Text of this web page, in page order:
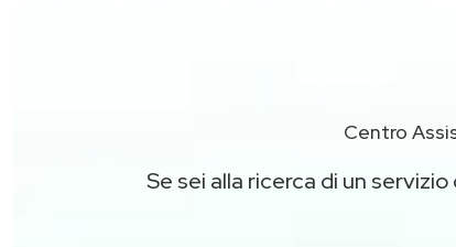
Centro
Se sei alla ricerca di un servizio